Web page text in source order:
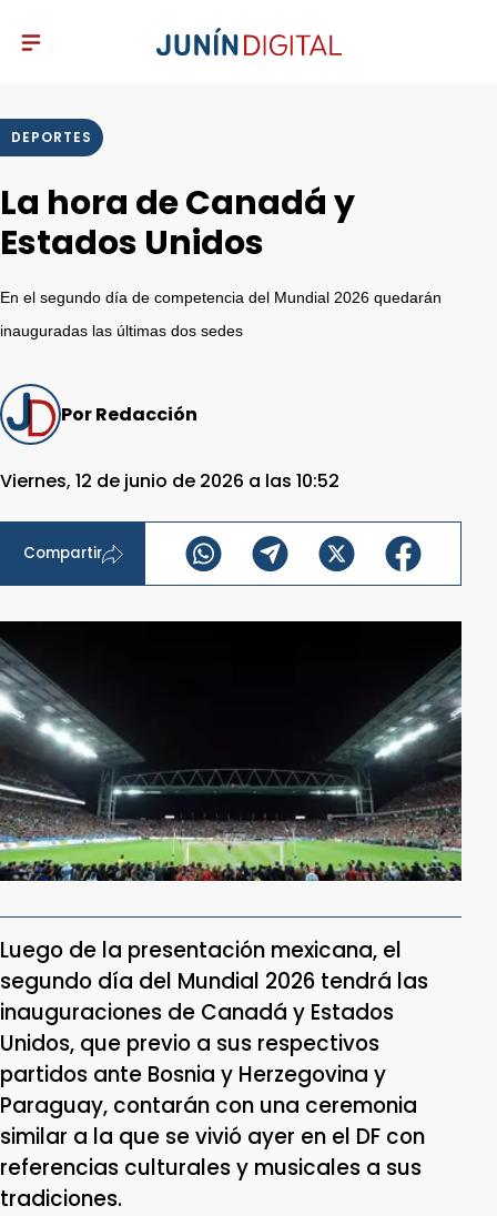
DEPORTES
La hora de Canadá y
Estados Unidos
En el segundo día de competencia del Mundial 2026 quedarán
inauguradas las últimas dos sedes
Por Redacción
Viernes, 12 de junio de 2026 a las 10:52
Compartir
Luego de la presentación mexicana, el
segundo día del Mundial 2026 tendrá las
inauguraciones de Canadá y Estados
Unidos, que previo a sus respectivos
partidos ante Bosnia y Herzegovina y
Paraguay, contarán con una ceremonia
similar a la que se vivió ayer en el DF con
referencias culturales y musicales a sus
tradiciones.